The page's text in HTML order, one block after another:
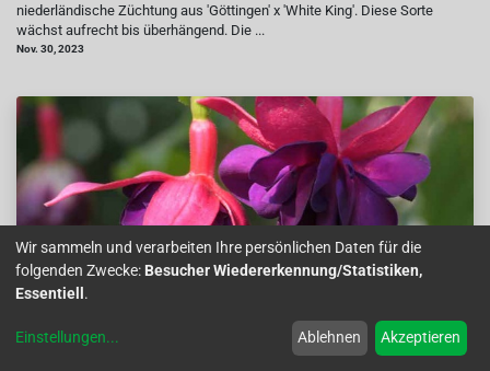
niederländische Züchtung aus 'Göttingen' x 'White King'. Diese Sorte
wächst aufrecht bis überhängend. Die ...
Nov. 30, 2023
Wolfram Hänel
' Lunters Trots [1] ' (Dr. S.A. Appel, NL , 1984) Diese Sorte hat sehr große
Wir sammeln und verarbeiten Ihre persönlichen Daten für die
folgenden Zwecke: Besucher Wiedererkennung/Statistiken,
Essentiell .
Einstellungen... Ablehnen Akzeptieren